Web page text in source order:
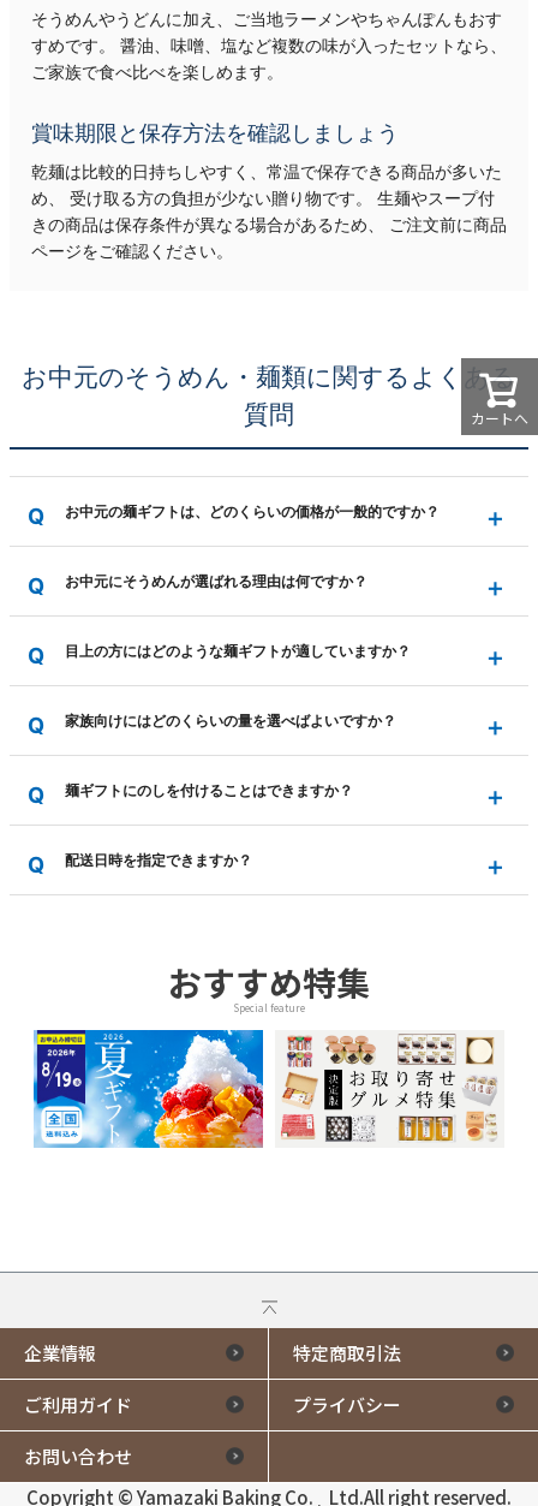
そうめんやうどんに加え、ご当地ラーメンやちゃんぽんもおす
すめです。 醤油、味噌、塩など複数の味が入ったセットなら、
ご家族で食べ比べを楽しめます。
賞味期限と保存方法を確認しましょう
乾麺は比較的日持ちしやすく、常温で保存できる商品が多いた
め、 受け取る方の負担が少ない贈り物です。 生麺やスープ付
きの商品は保存条件が異なる場合があるため、 ご注文前に商品
ページをご確認ください。
お中元のそうめん・麺類に関するよくある
質問
お中元の麺ギフトは、どのくらいの価格が一般的ですか？
お中元にそうめんが選ばれる理由は何ですか？
目上の方にはどのような麺ギフトが適していますか？
家族向けにはどのくらいの量を選べばよいですか？
麺ギフトにのしを付けることはできますか？
配送日時を指定できますか？
カートへ
おすすめ特集
Special feature
企業情報 特定商取引法
ご利用ガイド プライバシー
お問い合わせ
Copyright © Yamazaki Baking Co.¸ Ltd.All right reserved.